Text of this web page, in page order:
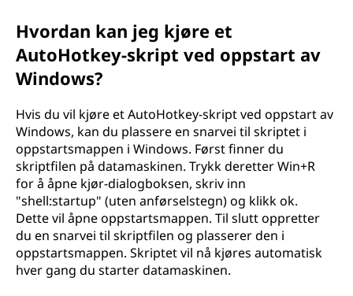
Hvordan kan jeg kjøre et
AutoHotkey-skript ved oppstart av
Windows?
Hvis du vil kjøre et AutoHotkey-skript ved oppstart av
Windows, kan du plassere en snarvei til skriptet i
oppstartsmappen i Windows. Først finner du
skriptfilen på datamaskinen. Trykk deretter Win+R
for å åpne kjør-dialogboksen, skriv inn
"shell:startup" (uten anførselstegn) og klikk ok.
Dette vil åpne oppstartsmappen. Til slutt oppretter
du en snarvei til skriptfilen og plasserer den i
oppstartsmappen. Skriptet vil nå kjøres automatisk
hver gang du starter datamaskinen.